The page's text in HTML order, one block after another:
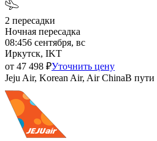
2 пересадки
Ночная пересадка
08:456 сентября, вс
Иркутск, IKT
от 47 498 ₽Уточнить цену
Jeju Air, Korean Air, Air ChinaВ пути